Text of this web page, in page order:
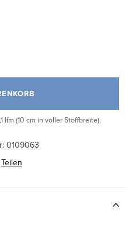
lfm (10 cm in voller Stoffbreite).
0109063
Teilen